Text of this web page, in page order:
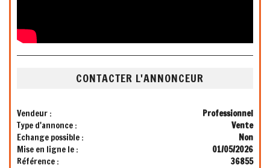
CONTACTER L'ANNONCEUR
Vendeur :
Professionnel
Type d'annonce :
Vente
Echange possible :
Non
Mise en ligne le :
01/05/2026
Référence :
36855